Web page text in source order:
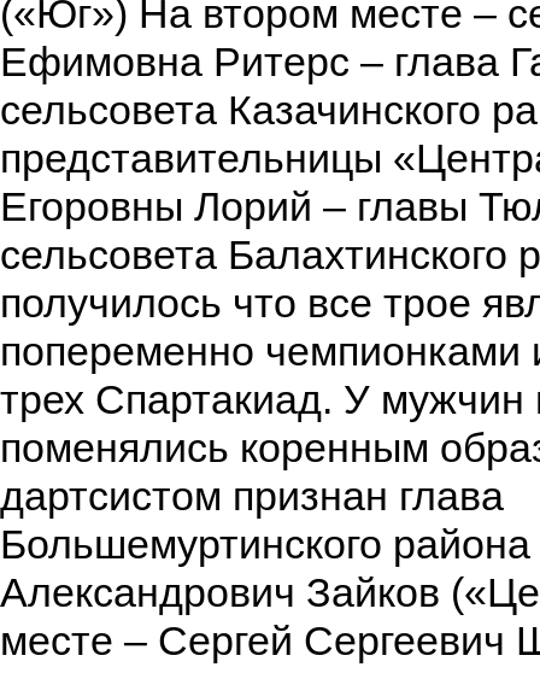
(«Юг») На втором месте –
Ефимовна Ритерс – глава
сельсовета Казачинского
представительницы
Егоровны Лорий – главы
сельсовета Балахтинского
получилось что все трое
попеременно чемпионками
трех Спартакиад. У мужчин
поменялись коренным
дартсистом признан глава
Большемуртинского
Александрович Зайков
месте – Сергей Сергеевич